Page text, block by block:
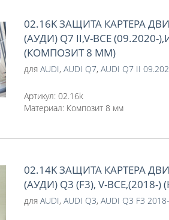
02.16K ЗАЩИТА КАРТЕРА
(АУДИ) Q7 II,V-ВСЕ (09.2020-
(КОМПОЗИТ 8 ММ)
для AUDI, AUDI Q7, AUDI Q7 II
Артикул: 02.16k
Материал: Композит 8 мм
02.14K ЗАЩИТА КАРТЕРА
(АУДИ) Q3 (F3), V-
для AUDI, AUDI Q3, AUDI Q3 F3 2018-